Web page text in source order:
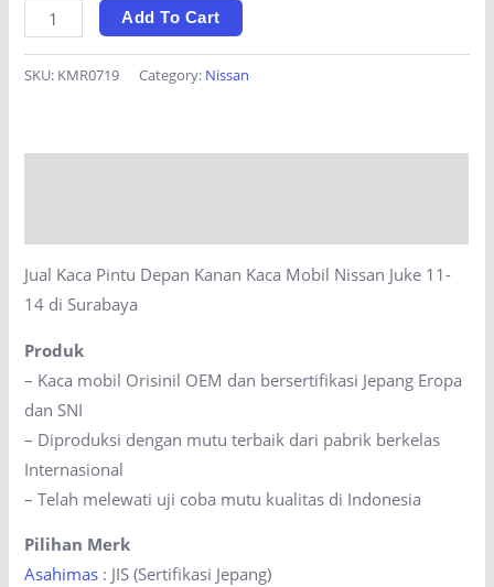
Jual
Kaca
Pintu
Juke
11-
14
di
Surabaya
quantity
Add To Cart
SKU: KMR0719 Category: Nissan
Jual Kaca Pintu Depan Kanan Kaca Mobil Nissan Juke 11-
14 di Surabaya
Produk
– Kaca mobil Orisinil OEM dan bersertifikasi Jepang Eropa
dan SNI
– Diproduksi dengan mutu terbaik dari pabrik berkelas
Internasional
– Telah melewati uji coba mutu kualitas di Indonesia
Pilihan Merk
Asahimas : JIS (Sertifikasi Jepang)